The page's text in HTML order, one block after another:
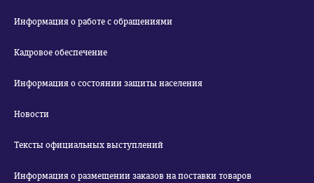
Информация о работе с обращениями
Кадровое обеспечение
Информация о состоянии защиты населения
Новости
Тексты официальных выступлений
Информация о размещении заказов на поставки товаров